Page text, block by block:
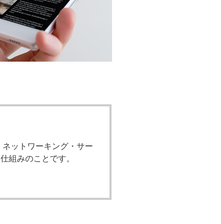
ットワーキング・サー
組みのことです。